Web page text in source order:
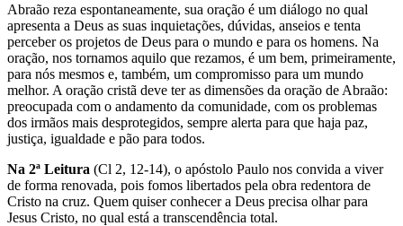
Abraão reza espontaneamente, sua oração é um diálogo no qual
apresenta a Deus as suas inquietações, dúvidas, anseios e tenta
perceber os projetos de Deus para o mundo e para os homens. Na
oração, nos tornamos aquilo que rezamos, é um bem, primeiramente,
para nós mesmos e, também, um compromisso para um mundo
melhor. A oração cristã deve ter as dimensões da oração de Abraão:
preocupada com o andamento da comunidade, com os problemas
dos irmãos mais desprotegidos, sempre alerta para que haja paz,
justiça, igualdade e pão para todos.
Na 2ª Leitura (Cl 2, 12-14), o apóstolo Paulo nos convida a viver
de forma renovada, pois fomos libertados pela obra redentora de
Cristo na cruz. Quem quiser conhecer a Deus precisa olhar para
Jesus Cristo, no qual está a transcendência total.